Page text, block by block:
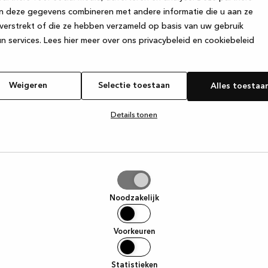
deze gegevens combineren met andere informatie die u aan ze
of die ze hebben verzameld op basis van uw gebruik
services. Lees hier meer over ons privacybeleid en cookiebeleid
Weigeren Selectie toestaan Alles
Details tonen
Noodzakelijk
Voorkeuren
Statistieken
has occurred while loadingwww.kvik.be (see the